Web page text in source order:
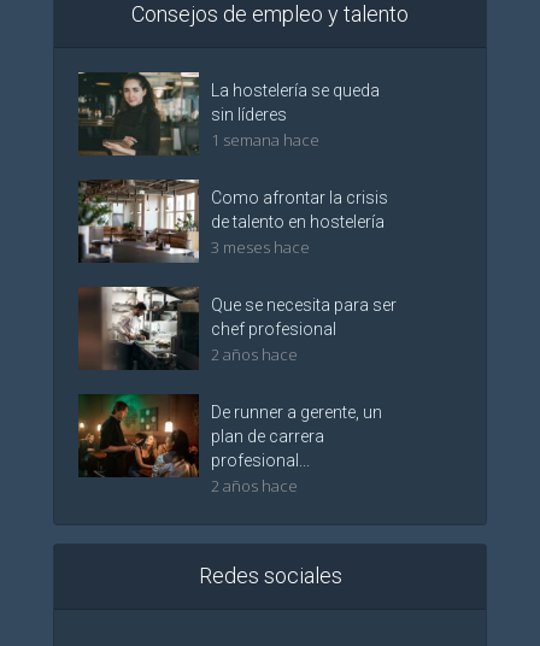
Consejos de empleo y talento
La hostelería se queda
sin líderes
1 semana hace
Como afrontar la crisis
de talento en hostelería
3 meses hace
Que se necesita para ser
chef profesional
2 años hace
De runner a gerente, un
plan de carrera
profesional...
2 años hace
Redes sociales